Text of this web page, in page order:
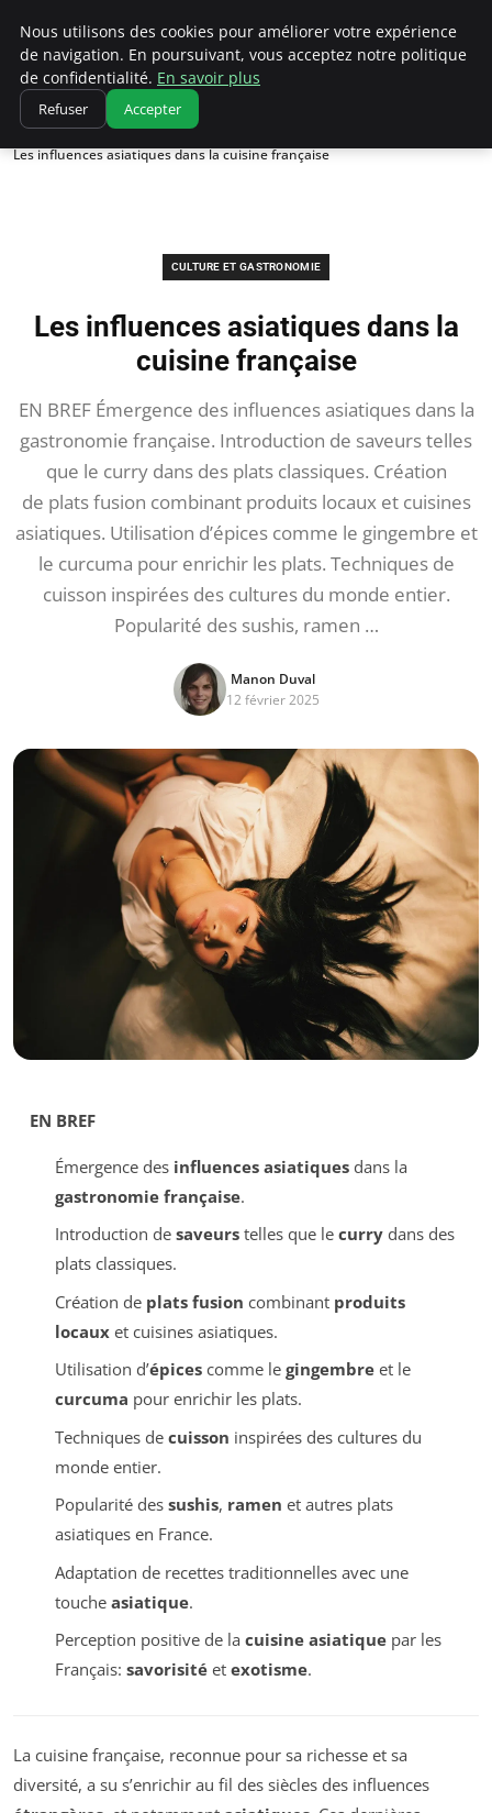
Correze Co
Accueil
Culture et gastronomie
Les influences asiatiques dans la cuisine française
CULTURE ET GASTRONOMIE
Les influences asiatiques dans la
cuisine française
EN BREF Émergence des influences asiatiques dans la
gastronomie française. Introduction de saveurs telles
que le curry dans des plats classiques. Création
de plats fusion combinant produits locaux et cuisines
asiatiques. Utilisation d’épices comme le gingembre et
le curcuma pour enrichir les plats. Techniques de
cuisson inspirées des cultures du monde entier.
Popularité des sushis, ramen …
Manon Duval
12 février 2025
EN BREF
Émergence des influences asiatiquesdans la
gastronomie française.
Introduction de saveurstelles que le currydans des
plats classiques.
Création de plats fusion combinant produits
locauxet cuisines asiatiques.
Utilisation d’épicescomme le gingembreet le
curcuma pour enrichir les plats.
Techniques de cuisson inspirées des cultures du
monde entier.
Popularité des sushis, ramen et autres plats
asiatiques en France.
Adaptation de recettes traditionnelles avec une
touche asiatique.
Perception positive de la cuisine asiatiquepar les
Français: savorisitéet exotisme.
La cuisine française, reconnue pour sa richesse et sa
diversité, a su s’enrichir au fil des siècles des influences
Nous utilisons des cookies pour améliorer votre expérience
de navigation. En poursuivant, vous acceptez notre politique
de confidentialité. En savoir plus
Refuser Accepter